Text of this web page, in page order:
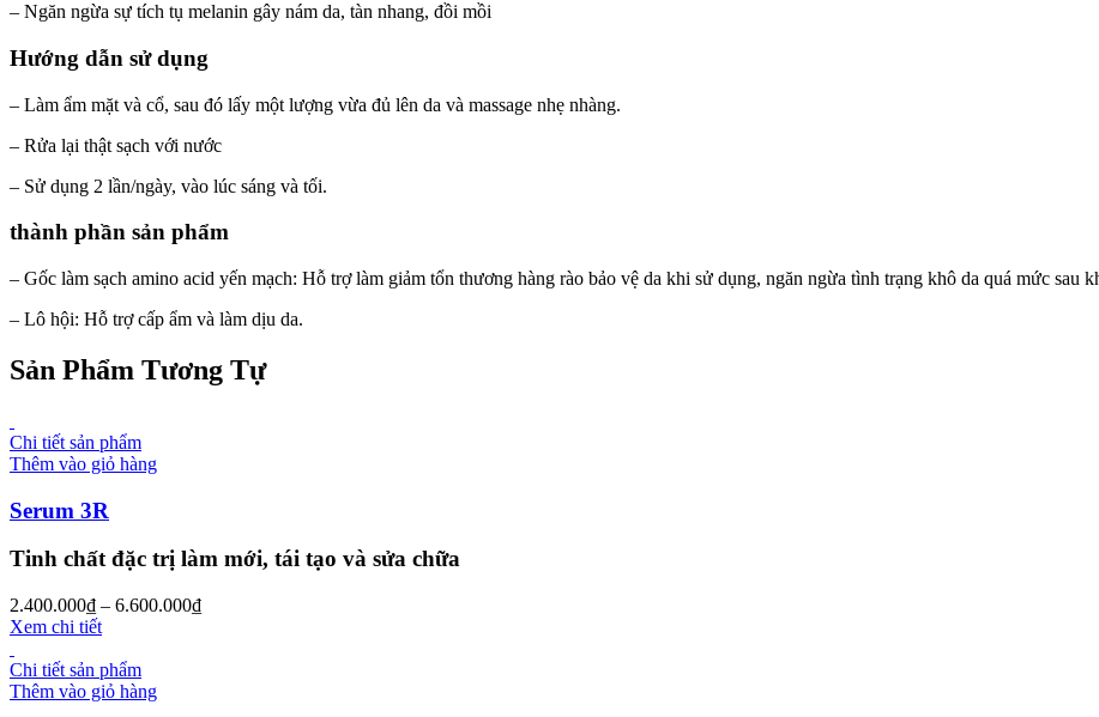
– Ngăn ngừa sự tích tụ melanin gây nám da, tàn nhang, đồi mồi
Hướng dẫn sử dụng
– Làm ẩm mặt và cổ, sau đó lấy một lượng vừa đủ lên da và massage nhẹ nhàng.
– Rửa lại thật sạch với nước
– Sử dụng 2 lần/ngày, vào lúc sáng và tối.
thành phần sản phẩm
– Gốc làm sạch amino acid yến mạch: Hỗ trợ làm giảm tổn thương hàng rào bảo vệ da khi sử dụng, ngăn ngừa tình trạng khô da quá mức sau
– Lô hội: Hỗ trợ cấp ẩm và làm dịu da.
Sản Phẩm Tương Tự
Chi tiết sản phẩm
Thêm vào giỏ hàng
Serum 3R
Tinh chất đặc trị làm mới, tái tạo và sửa chữa
2.400.000₫ – 6.600.000₫
Xem chi tiết
Chi tiết sản phẩm
Thêm vào giỏ hàng